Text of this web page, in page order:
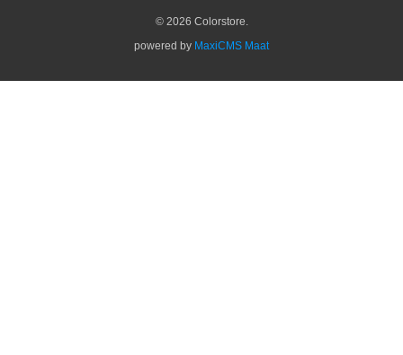
© 2026 Colorstore.
powered by MaxiCMS Maat